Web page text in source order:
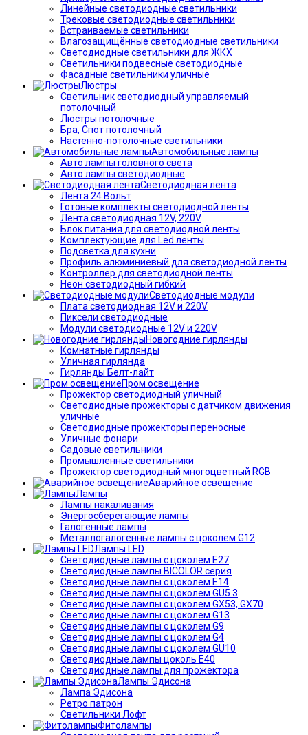
Линейные светодиодные светильники
Трековые светодиодные светильники
Встраиваемые светильники
Влагозащищённые светодиодные светильники
Светодиодные светильники для ЖКХ
Светильники подвесные светодиодные
Фасадные светильники уличные
Люстры
Светильник светодиодный управляемый
потолочный
Люстры потолочные
Бра, Спот потолочный
Настенно-потолочные светильники
Автомобильные лампы
Авто лампы головного света
Авто лампы светодиодные
Светодиодная лента
Лента 24 Вольт
Готовые комплекты светодиодной ленты
Лента светодиодная 12V, 220V
Блок питания для светодиодной ленты
Комплектующие для Led ленты
Подсветка для кухни
Профиль алюминиевый для светодиодной ленты
Контроллер для светодиодной ленты
Неон светодиодный гибкий
Светодиодные модули
Плата светодиодная 12V и 220V
Пиксели светодиодные
Модули светодиодные 12V и 220V
Новогодние гирлянды
Комнатные гирлянды
Уличная гирлянда
Гирлянды Белт-лайт
Пром освещение
Прожектор светодиодный уличный
Светодиодные прожекторы с датчиком движения
уличные
Светодиодные прожекторы переносные
Уличные фонари
Садовые светильники
Промышленные светильники
Прожектор светодиодный многоцветный RGB
Аварийное освещение
Лампы
Лампы накаливания
Энергосберегающие лампы
Галогенные лампы
Металлогалогенные лампы с цоколем G12
Лампы LED
Светодиодные лампы с цоколем E27
Светодиодные лампы BICOLOR серия
Светодиодные лампы с цоколем E14
Светодиодные лампы с цоколем GU5.3
Светодиодные лампы с цоколем GX53, GX70
Светодиодные лампы с цоколем G13
Светодиодные лампы с цоколем G9
Светодиодные лампы с цоколем G4
Светодиодные лампы с цоколем GU10
Светодиодные лампы цоколь Е40
Светодиодные лампы для прожектора
Лампы Эдисона
Лампа Эдисона
Ретро патрон
Светильники Лофт
Фитолампы